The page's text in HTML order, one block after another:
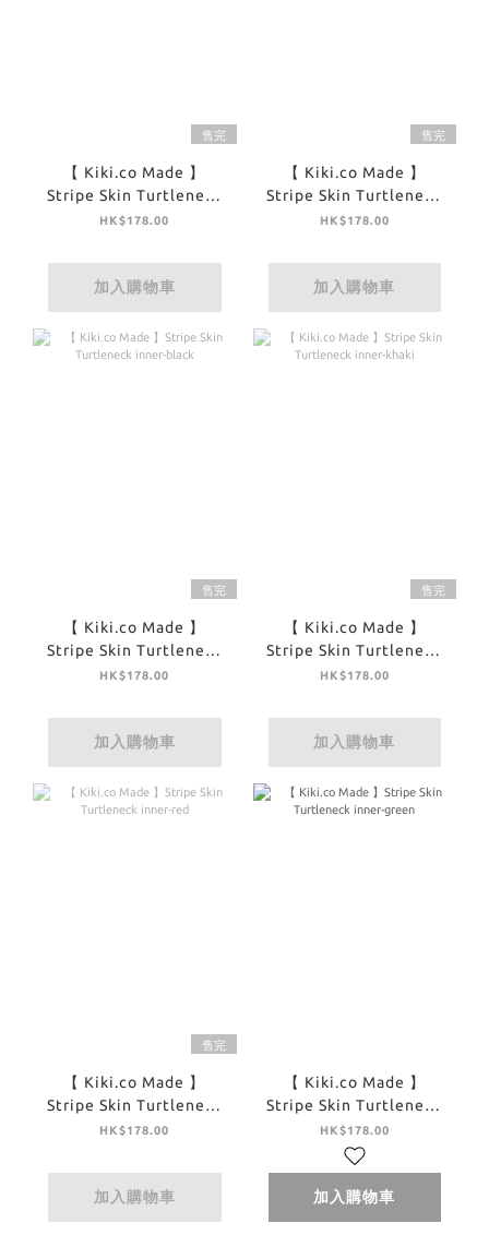
售完
【 Kiki.co Made 】
Stripe Skin Turtleneck
inner-white
HK$178.00
加入購物車
售完
【 Kiki.co Made 】
Stripe Skin Turtleneck
inner-navy
HK$178.00
加入購物車
售完
【 Kiki.co Made 】
Stripe Skin Turtleneck
inner-black
HK$178.00
加入購物車
售完
【 Kiki.co Made 】
Stripe Skin Turtleneck
inner-khaki
HK$178.00
加入購物車
售完
【 Kiki.co Made 】
Stripe Skin Turtleneck
inner-red
HK$178.00
加入購物車
【 Kiki.co Made 】
Stripe Skin Turtleneck
inner-green
HK$178.00
加入購物車